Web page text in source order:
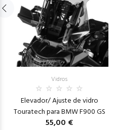
Vidros
Elevador/ Ajuste de vidro
Touratech para BMW F900 GS
55,00 €